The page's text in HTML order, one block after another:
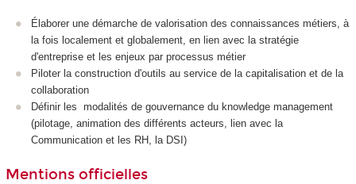
Élaborer une démarche de valorisation des connaissances métiers, à
la fois localement et globalement, en lien avec la stratégie
d'entreprise et les enjeux par processus métier
Piloter la construction d'outils au service de la capitalisation et de la
collaboration
Définir les modalités de gouvernance du knowledge management
(pilotage, animation des différents acteurs, lien avec la
Communication et les RH, la DSI)
Mentions officielles